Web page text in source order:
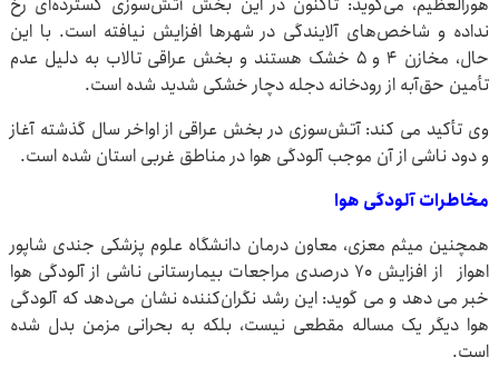
نداده و شاخص‌های آلایندگی در شهرها افزایش نیافته‌ است. با این
حال، مخازن ۴ و ۵ خشک هستند و بخش عراقی تالاب به دلیل عدم
تأمین حق‌آبه از رودخانه دجله دچار خشکی شدید شده است.
وی تأکید می کند: آتش‌سوزی در بخش عراقی از اواخر سال گذشته آغاز
و دود ناشی از آن موجب آلودگی هوا در مناطق غربی استان شده است.
مخاطرات آلودگی هوا
همچنین میثم معزی، معاون درمان دانشگاه علوم پزشکی جندی شاپور
اهواز از افزایش ۷۰ درصدی مراجعات بیمارستانی ناشی از آلودگی هوا
خبر می دهد و می گوید: این رشد نگران‌کننده نشان می‌دهد که آلودگی
هوا دیگر یک مساله مقطعی نیست، بلکه به بحرانی مزمن بدل شده
است.